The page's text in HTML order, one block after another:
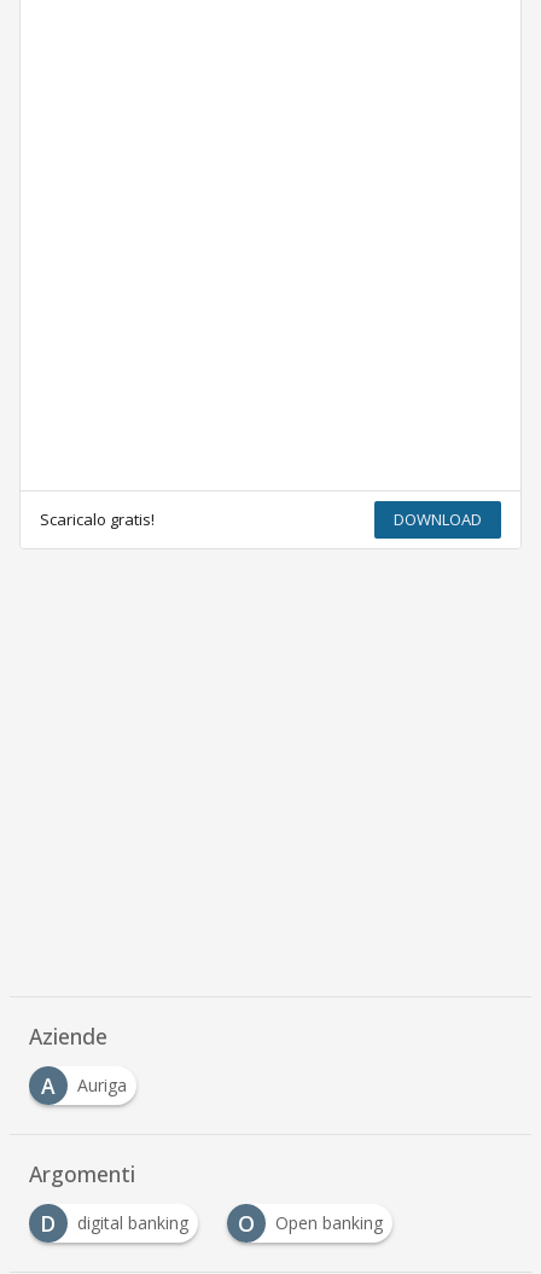
Scaricalo gratis! DOWNLOAD
Aziende
A
Auriga
Argomenti
D
digital banking O Open banking